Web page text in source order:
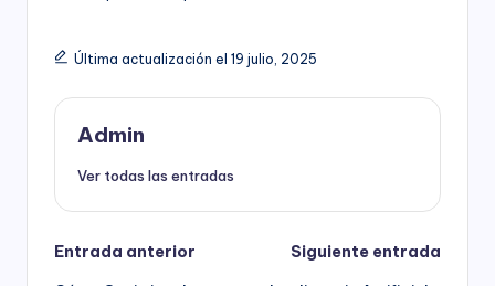
Última actualización el 19 julio, 2025
Admin
Ver todas las entradas
Navegación
Entrada anterior
Siguiente entrada